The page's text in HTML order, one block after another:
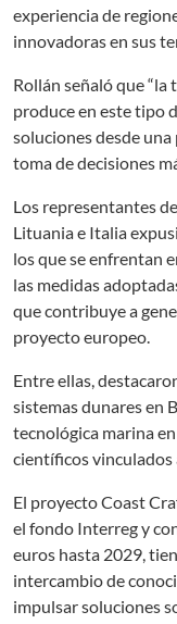
experiencia de
innovadoras en sus
Rollán señaló que
produce en este tipo
soluciones desde
toma de decisiones
Los representantes
Lituania e Italia
los que se enfrentan
las medidas
que contribuye a
proyecto europeo.
Entre ellas,
sistemas dunares en
tecnológica marina
científicos
El proyecto Coast
el fondo Interreg y
euros hasta 2029,
intercambio de
impulsar soluciones